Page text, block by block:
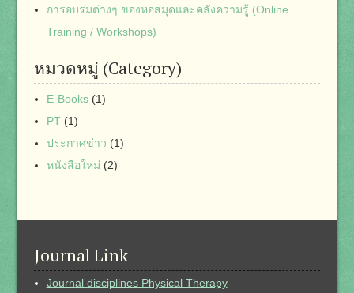
การอบรมต่างๆ ของหอสมุดและคลังความรู้ (Online
Training / Workshops)
หมวดหมู่ (Category)
E-Books(1)
PT(1)
ประกาศข่าว (1)
หนังสือใหม่ (2)
Journal Link
Journal disciplines Physical Therapy